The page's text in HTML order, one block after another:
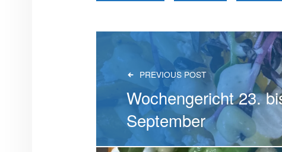
BEITRAGS-NAVIGATION
PREVIOUS POST
Wochengericht 23.
September